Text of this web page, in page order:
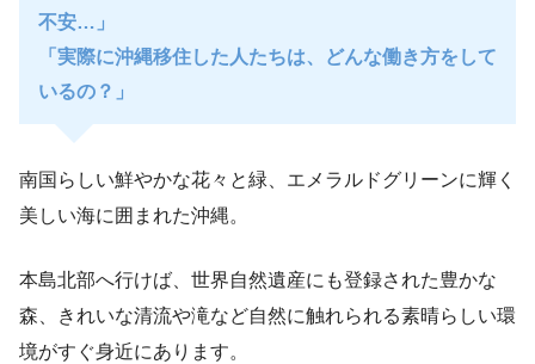
不安…」
「実際に沖縄移住した人たちは、どんな働き方をして
いるの？」
南国らしい鮮やかな花々と緑、エメラルドグリーンに輝く
美しい海に囲まれた沖縄。
本島北部へ行けば、世界自然遺産にも登録された豊かな
森、きれいな清流や滝など自然に触れられる素晴らしい環
境がすぐ身近にあります。